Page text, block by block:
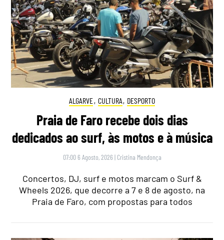
ALGARVE, CULTURA, DESPORTO
Praia de Faro recebe dois dias
dedicados ao surf, às motos e à música
07:00 6 Agosto, 2026 | Cristina Mendonça
Concertos, DJ, surf e motos marcam o Surf &
Wheels 2026, que decorre a 7 e 8 de agosto, na
Praia de Faro, com propostas para todos